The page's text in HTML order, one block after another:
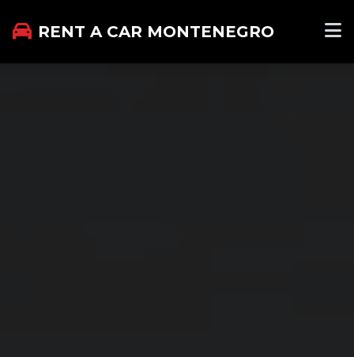
RENT A CAR MONTENEGRO